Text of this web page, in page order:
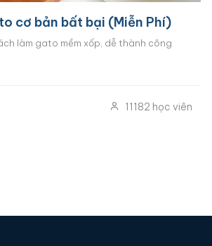
cơ bản bất bại (Miễn Phí)
làm gato mềm xốp, dễ thành công
11182 học viên